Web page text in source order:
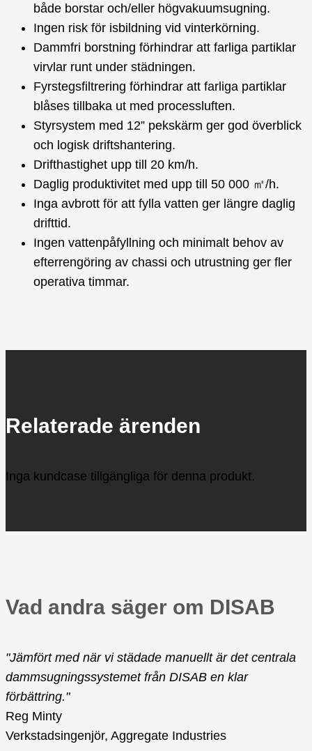
både borstar och/eller högvakuumsugning.
Ingen risk för isbildning vid vinterkörning.
Dammfri borstning förhindrar att farliga partiklar
virvlar runt under städningen.
Fyrstegsfiltrering förhindrar att farliga partiklar
blåses tillbaka ut med processluften.
Styrsystem med 12” pekskärm ger god överblick
och logisk driftshantering.
Drifthastighet upp till 20 km/h.
Daglig produktivitet med upp till 50 000 ㎡/h.
Inga avbrott för att fylla vatten ger längre daglig
drifttid.
Ingen vattenpåfyllning och minimalt behov av
efterrengöring av chassi och utrustning ger fler
operativa timmar.
Relaterade ärenden
Inga kundcase tillgängliga för denna produkt.
Vad andra säger om DISAB
"Jämfört med när vi städade manuellt är det centrala
dammsugningssystemet från DISAB en klar
förbättring."
Reg Minty
Verkstadsingenjör, Aggregate Industries